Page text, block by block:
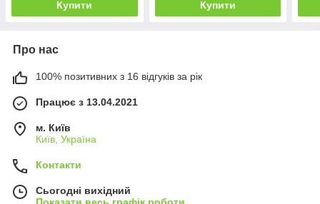
Купити Купити
Про нас
100% позитивних з 16 відгуків за рік
Працює з 13.04.2021
м. Київ
Київ, Україна
Контакти
Сьогодні вихідний